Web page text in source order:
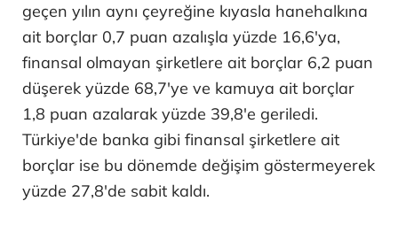
geçen yılın aynı çeyreğine kıyasla hanehalkına
ait borçlar 0,7 puan azalışla yüzde 16,6'ya,
finansal olmayan şirketlere ait borçlar 6,2 puan
düşerek yüzde 68,7'ye ve kamuya ait borçlar
1,8 puan azalarak yüzde 39,8'e geriledi.
Türkiye'de banka gibi finansal şirketlere ait
borçlar ise bu dönemde değişim göstermeyerek
yüzde 27,8'de sabit kaldı.